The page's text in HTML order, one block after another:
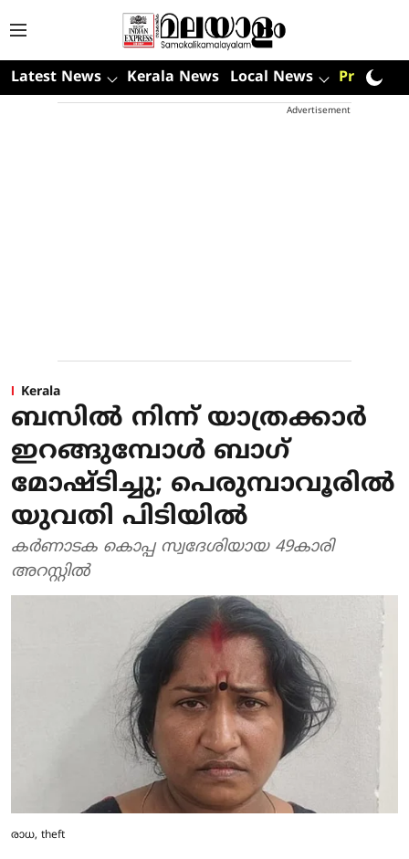
Latest News Kerala News Local News Premium
Advertisement
Kerala
ബസിൽ നിന്ന് യാത്രക്കാർ
ഇറങ്ങുമ്പോൾ ബാ​ഗ്
മോഷ്ടിച്ചു; പെരുമ്പാവൂരിൽ
യുവതി പിടിയിൽ
കർണാടക കൊപ്പ സ്വദേശിയായ 49കാരി
അറസ്റ്റിൽ
രാധ, theft